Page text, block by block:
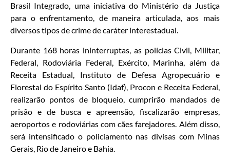
Brasil Integrado, uma iniciativa do Ministério da Justiça
para o enfrentamento, de maneira articulada, aos mais
diversos tipos de crime de caráter interestadual.
Durante 168 horas ininterruptas, as polícias Civil, Militar,
Federal, Rodoviária Federal, Exército, Marinha, além da
Receita Estadual, Instituto de Defesa Agropecuário e
Florestal do Espírito Santo (Idaf), Procon e Receita Federal,
realizarão pontos de bloqueio, cumprirão mandados de
prisão e de busca e apreensão, fiscalizarão empresas,
aeroportos e rodoviárias com cães farejadores. Além disso,
será intensificado o policiamento nas divisas com Minas
Gerais, Rio de Janeiro e Bahia.